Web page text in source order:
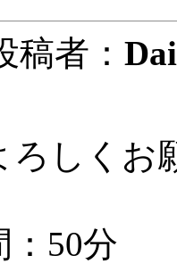
稿者：
ろしくお
：50分